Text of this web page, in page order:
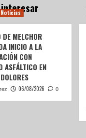
interesar
Noticias
DE MELCHOR
INICIO A LA
CON
ASFÁLTICO EN
06/08/2026 0